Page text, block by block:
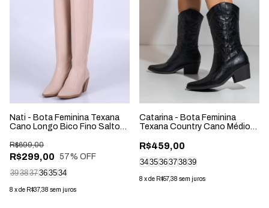
Nati - Bota Feminina Texana
Cano Longo Bico Fino Salto
R$299,00
R$699,00
57% OFF
393837363534
8 xde R$37,38 sem juros
Catarina - Bota Feminina
Texana Country Cano Médio
R$459,00
343536373839
8 xde R$57,38 sem juros